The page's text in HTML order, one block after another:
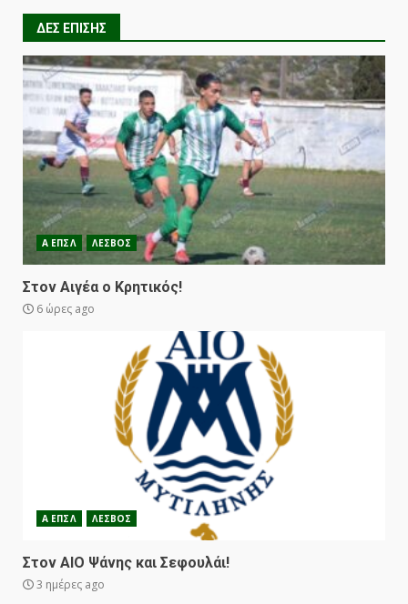
ΔΕΣ ΕΠΙΣΗΣ
Α ΕΠΣΛ ΛΕΣΒΟΣ
Στον Αιγέα ο Κρητικός!
6 ώρες ago
Α ΕΠΣΛ ΛΕΣΒΟΣ
Στον ΑΙΟ Ψάνης και Σεφουλάι!
3 ημέρες ago